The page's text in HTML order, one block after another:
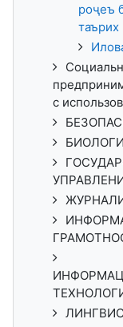
роҷеъ
таърих
с